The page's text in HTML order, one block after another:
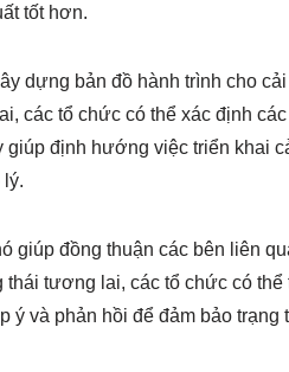
tốt hơn.
dựng bản đồ hành trình cho
các tổ chức có thể xác định
định hướng việc triển khai
lý.
giúp đồng thuận các bên liên
tương lai, các tổ chức có thể
ý và phản hồi để đảm bảo